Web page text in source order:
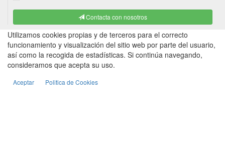
Contacta con nosotros
Utilizamos cookies propias y de terceros para el correcto
funcionamiento y visualización del sitio web por parte del usuario,
así como la recogida de estadísticas. Si continúa navegando,
consideramos que acepta su uso.
Aceptar Politica de Cookies